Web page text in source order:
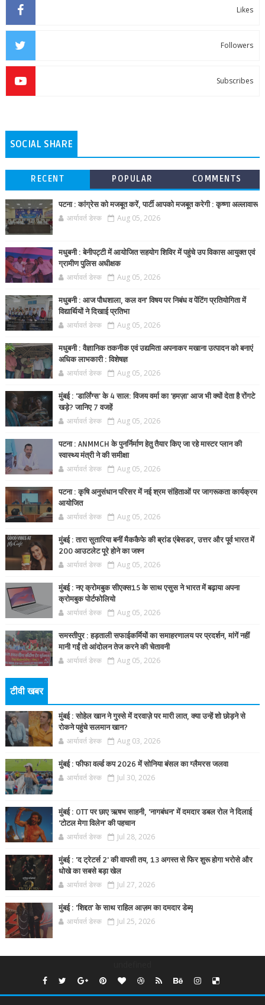
Likes
Followers
Subscribes
SOCIAL SHARE
RECENT POPULAR COMMENTS
पटना : कांग्रेस को मजबूत करें, पार्टी आपको मजबूत करेगी : कृष्णा अल्लावारू
आर्यावर्त डेस्क Aug 05, 2026
मधुबनी : बेनीपट्टी में आयोजित सहयोग शिविर में पहुंचे उप विकास आयुक्त एवं
ग्रामीण पुलिस अधीक्षक
आर्यावर्त डेस्क Aug 05, 2026
मधुबनी : आज पौधशाला, कल वन' विषय पर निबंध व पेंटिंग प्रतियोगिता में
विद्यार्थियों ने दिखाई प्रतिभा
आर्यावर्त डेस्क Aug 05, 2026
मधुबनी : वैज्ञानिक तकनीक एवं उद्यमिता अपनाकर मखाना उत्पादन को बनाएं
अधिक लाभकारी : विशेषज्ञ
आर्यावर्त डेस्क Aug 05, 2026
मुंबई : 'डार्लिंग्स' के 4 साल: विजय वर्मा का 'हमज़ा' आज भी क्यों देता है रोंगटे
खड़े? जानिए 7 वजहें
आर्यावर्त डेस्क Aug 05, 2026
पटना : ANMMCH के पुनर्निर्माण हेतु तैयार किए जा रहे मास्टर प्लान की
स्वास्थ्य मंत्री ने की समीक्षा
आर्यावर्त डेस्क Aug 05, 2026
पटना : कृषि अनुसंधान परिसर में नई श्रम संहिताओं पर जागरूकता कार्यक्रम
आयोजित
आर्यावर्त डेस्क Aug 05, 2026
मुंबई : तारा सुतारिया बनीं मैककैफे की ब्रांड एंबेसडर, उत्तर और पूर्व भारत में
200 आउटलेट पूरे होने का जश्न
आर्यावर्त डेस्क Aug 05, 2026
मुंबई : नए क्रोमबुक सीएक्स15 के साथ एसुस ने भारत में बढ़ाया अपना
क्रोमबुक पोर्टफोलियो
आर्यावर्त डेस्क Aug 05, 2026
समस्तीपुर : हड़ताली सफाईकर्मियों का समाहरणालय पर प्रदर्शन, मांगें नहीं
मानी गईं तो आंदोलन तेज करने की चेतावनी
आर्यावर्त डेस्क Aug 05, 2026
टीवी खबर
मुंबई : सोहेल खान ने गुस्से में दरवाज़े पर मारी लात, क्या उन्हें शो छोड़ने से
रोकने पहुंचे सलमान खान?
आर्यावर्त डेस्क Aug 03, 2026
मुंबई : फीफा वर्ल्ड कप 2026 में सोनिया बंसल का ग्लैमरस जलवा
आर्यावर्त डेस्क Jul 30, 2026
मुंबई : OTT पर छाए ऋषभ साहनी, 'नागबंधन' में दमदार डबल रोल ने दिलाई
'टोटल मेगा विलेन' की पहचान
आर्यावर्त डेस्क Jul 28, 2026
मुंबई : 'द ट्रेटर्स 2' की वापसी तय, 13 अगस्त से फिर शुरू होगा भरोसे और
धोखे का सबसे बड़ा खेल
आर्यावर्त डेस्क Jul 27, 2026
मुंबई : 'शिद्दत' के साथ राहिल आज़म का दमदार डेब्यू
आर्यावर्त डेस्क Jul 25, 2026